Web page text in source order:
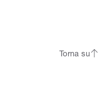
Torna su